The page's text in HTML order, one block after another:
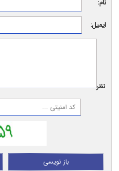
نام:
ایمیل:
نظر:
باز نویسی